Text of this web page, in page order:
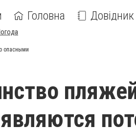
Головна Довідник
опасными